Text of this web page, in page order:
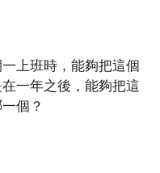
上班時，能夠把這個
一年之後，能夠把這
個？